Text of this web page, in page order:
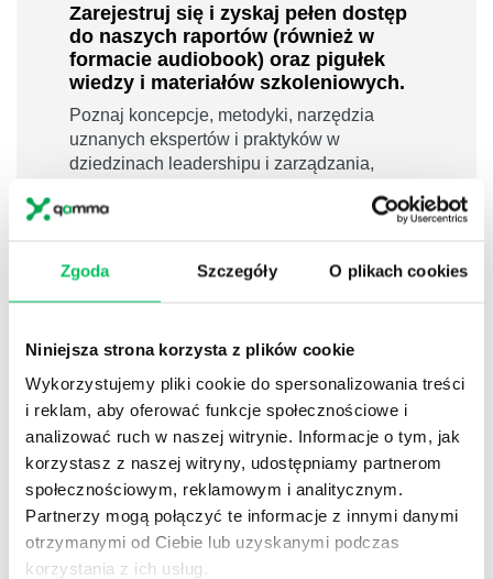
Zgoda Szczegóły O plikach cookies
Niniejsza strona korzysta z plików cookie
Wykorzystujemy pliki cookie do spersonalizowania treści
i reklam, aby oferować funkcje społecznościowe i
analizować ruch w naszej witrynie. Informacje o tym, jak
korzystasz z naszej witryny, udostępniamy partnerom
społecznościowym, reklamowym i analitycznym.
Partnerzy mogą połączyć te informacje z innymi danymi
otrzymanymi od Ciebie lub uzyskanymi podczas
korzystania z ich usług.
Zarejestruj się i zyskaj pełen dostęp
do naszych raportów (również w
formacie audiobook) oraz pigułek
wiedzy i materiałów szkoleniowych.
Poznaj koncepcje, metodyki, narzędzia
uznanych ekspertów i praktyków w
dziedzinach leadershipu i zarządzania,
efektywności osobistej.
40 filmów edukacyjnych
Nowy użytkownik?
Zarejestruj się
Zobacz co znajdzieszw
wikiGamma+